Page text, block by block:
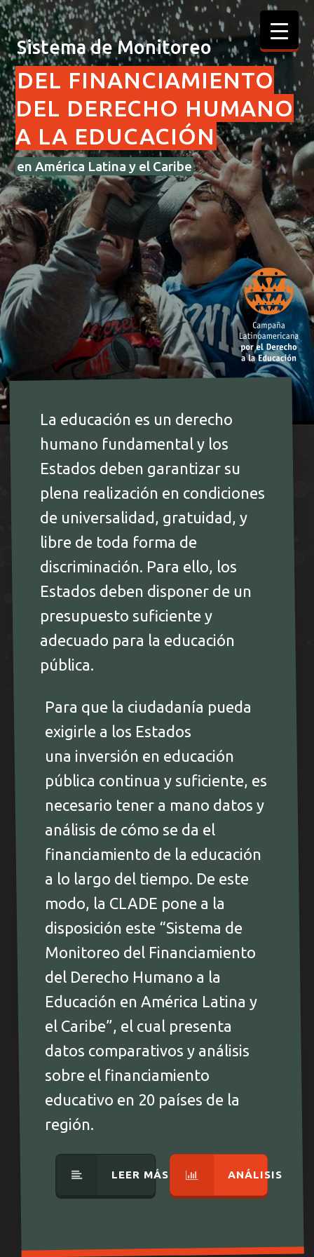
Sistema de Monitoreo
DEL FINANCIAMIENTO
DEL DERECHO HUMANO
A LA EDUCACIÓN
en América Latina y el Caribe
La educación es un derecho
humano fundamental y los
Estados deben garantizar su
plena realización en condiciones
de universalidad, gratuidad, y
libre de toda forma de
discriminación. Para ello, los
Estados deben disponer de un
presupuesto suficiente y
adecuado para la educación
pública.
Para que la ciudadanía pueda
exigirle a los Estados
una inversión en educación
pública continua y suficiente, es
necesario tener a mano datos y
análisis de cómo se da el
financiamiento de la educación
a lo largo del tiempo. De este
modo, la CLADE pone a la
disposición este “Sistema de
Monitoreo del Financiamiento
del Derecho Humano a la
Educación en América Latina y
el Caribe”, el cual presenta
datos comparativos y análisis
sobre el financiamiento
educativo en 20 países de la
región.
LEER MÁS ANÁLISIS